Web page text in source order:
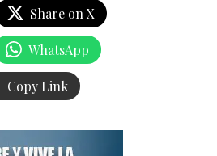
Share on X
WhatsApp
Copy Link